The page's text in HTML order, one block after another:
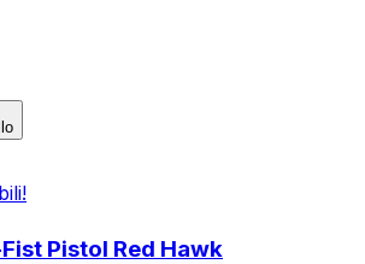
Pistol Red Hawk